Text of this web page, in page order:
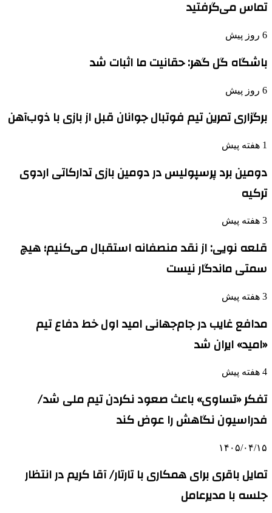
تماس می‌گرفتید
6 روز پیش
باشگاه گل گهر: حقانیت ما اثبات شد
6 روز پیش
برگزاری تمرین تیم فوتبال جوانان قبل از بازی با ذوب‌آهن
1 هفته پیش
دومین برد پرسپولیس در دومین بازی تدارکاتی اردوی
ترکیه
3 هفته پیش
قلعه نویی: از نقد منصفانه استقبال می‌کنیم؛ هیچ
سمتی ماندگار نیست
3 هفته پیش
مدافع غایب در جام‌جهانی امید اول خط دفاع تیم
«امید» ایران شد
4 هفته پیش
تفکر «تساوی» باعث صعود نکردن تیم ملی شد/
فدراسیون نگاهش را عوض کند
۱۴۰۵/۰۴/۱۵
تمایل باقری برای همکاری با تارتار/ آقا کریم در انتظار
جلسه با مدیرعامل